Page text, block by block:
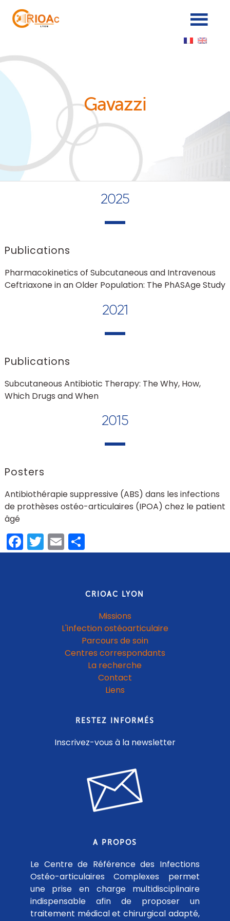
Gavazzi
2025
Publications
Pharmacokinetics of Subcutaneous and Intravenous
Ceftriaxone in an Older Population: The PhASAge Study
2021
Publications
Subcutaneous Antibiotic Therapy: The Why, How,
Which Drugs and When
2015
Posters
Antibiothérapie suppressive (ABS) dans les infections
de prothèses ostéo-articulaires (IPOA) chez le patient
âgé
Facebook
Twitter
EmailPartager
CRIOAC LYON
Missions
L'infection ostéoarticulaire
Parcours de soin
Centres correspondants
La recherche
Contact
Liens
RESTEZ INFORMÉS
Inscrivez-vous à la newsletter
A PROPOS
Le Centre de Référence des Infections
Ostéo-articulaires Complexes permet
une prise en charge multidisciplinaire
indispensable afin de proposer un
traitement médical et chirurgical adapté,
Panneau de gestion des cookies